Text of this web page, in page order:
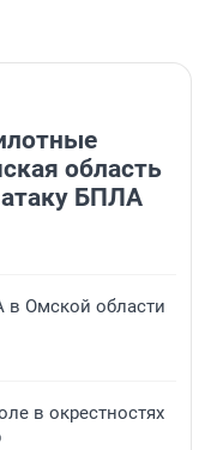
область
БПЛА
в Омской области
в окрестностях